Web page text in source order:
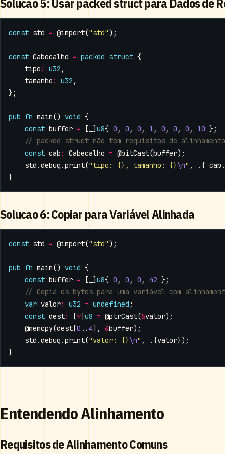
const std = @import("std" );
const Cabecalho = packed struct {
tipo : u32 ,
tamanho : u32 ,
};
pub fn main() void {
const buffer = [ ] u8{ 0 , 0 , 0 , 1 , 0 , 0 , 0 , 10 };
const cab : Cabecalho = @bitCast(buffer);
std .debug .print("tipo: {}, tamanho: {}\n" , .{ cab .
}
Solucao 6: Copiar para Variável Alinhada
const std = @import("std" );
pub fn main() void {
const buffer = [ ] u8{ 0 , 0 , 0 , 42 };
var valor: u32 = undefined ;
const dest: [*] u8 = @ptrCast(&valor);
@memcpy(dest [0 .. 4], &buffer);
std .debug .print("valor: {}\n" , .{valor});
}
Entendendo Alinhamento
Requisitos de Alinhamento Comuns